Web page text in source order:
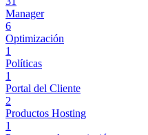
Manager
6
Optimización
1
Políticas
1
Portal del Cliente
2
Productos Hosting
1